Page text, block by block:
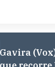
Gavira